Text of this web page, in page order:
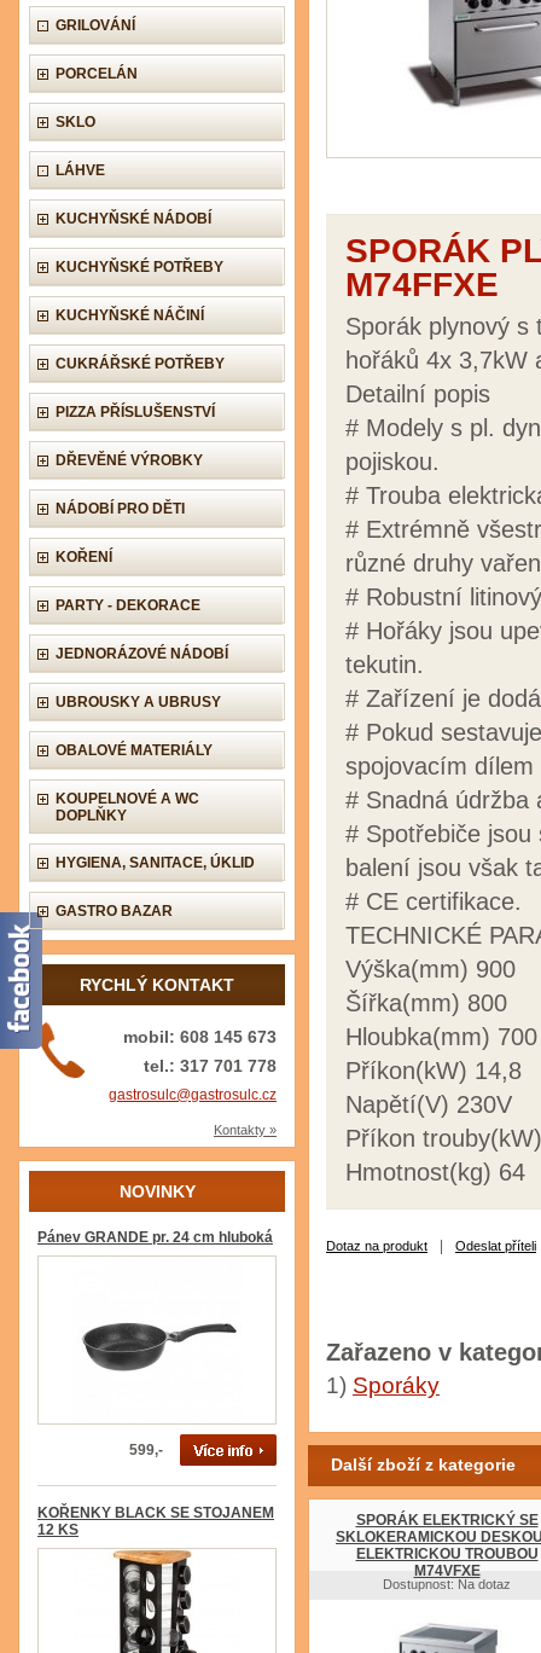
GRILOVÁNÍ
PORCELÁN
SKLO
LÁHVE
KUCHYŇSKÉ NÁDOBÍ
KUCHYŇSKÉ POTŘEBY
KUCHYŇSKÉ NÁČINÍ
CUKRÁŘSKÉ POTŘEBY
PIZZA PŘÍSLUŠENSTVÍ
DŘEVĚNÉ VÝROBKY
NÁDOBÍ PRO DĚTI
KOŘENÍ
PARTY - DEKORACE
JEDNORÁZOVÉ NÁDOBÍ
UBROUSKY A UBRUSY
OBALOVÉ MATERIÁLY
KOUPELNOVÉ A WC
DOPLŇKY
HYGIENA, SANITACE, ÚKLID
GASTRO BAZAR
RYCHLÝ KONTAKT
mobil: 608 145 673
tel.: 317 701 778
gastrosulc@gastrosulc.cz
Kontakty »
NOVINKY
Pánev GRANDE pr. 24 cm hluboká
599,-
KOŘENKY BLACK SE STOJANEM
12 KS
SPORÁK
M74FFXE
Sporák plynový s
hořáků 4x 3,7kW
Detailní popis
# Modely s pl.
pojiskou.
# Trouba
# Extrémně
různé druhy
# Robustní
# Hořáky jsou
tekutin.
# Zařízení je
# Pokud
spojovacím
# Snadná údržba
# Spotřebiče
balení jsou však
# CE certifikace.
TECHNICKÉ
Výška(mm) 900
Šířka(mm) 800
Hloubka(mm) 700
Příkon(kW) 14,8
Napětí(V) 230V
Příkon
Hmotnost(kg) 64
Dotaz na produkt Odeslat příteli
Zařazeno v
1) Sporáky
Další zboží z kategorie
SPORÁK ELEKTRICKÝ SE
SKLOKERAMICKOU
ELEKTRICKOU TROUBOU
M74VFXE
Dostupnost: Na dotaz